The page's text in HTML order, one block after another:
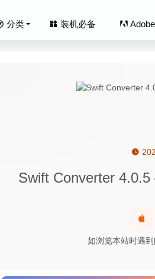
分类 装机必备
Swift Converter
如浏览本站时遇
Softorino YouTube Converter 2.1.15
Clockey 2.0.2d – 菜单栏世界时钟管
Disk Diet 5.6.2 中文版-简洁的Mac系